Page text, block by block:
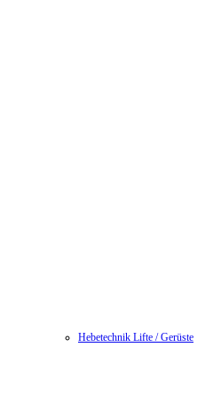
Hebetechnik Lifte / Gerüste